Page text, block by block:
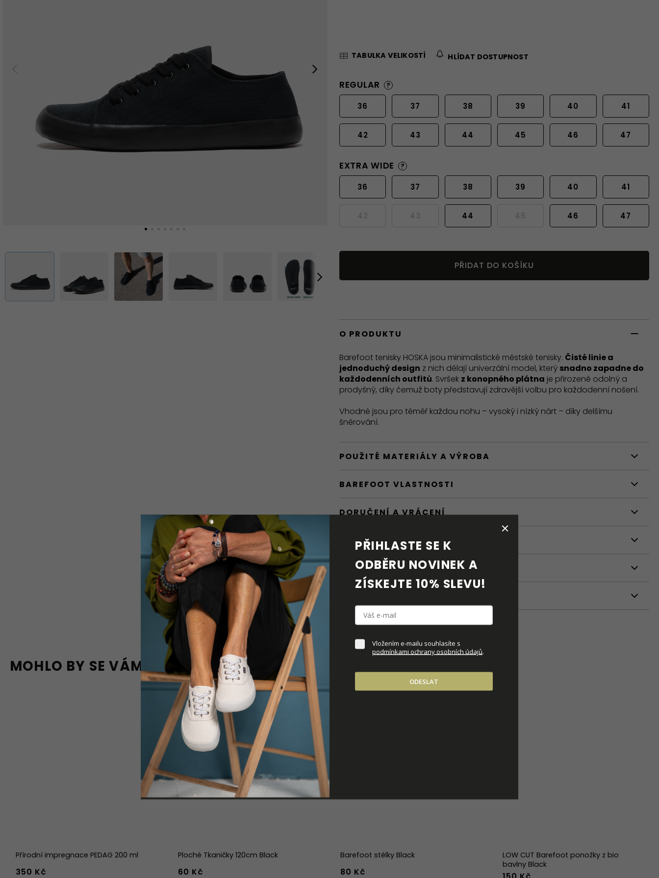
Next
TABULKA VELIKOSTÍ HLÍDAT DOSTUPNOST
REGULAR ?
36 37 38 39 40 41
42 43 44 45 46 47
EXTRA WIDE ?
36 37 38 39 40 41
44 46 47
PŘIDAT DO KOŠÍKU
O PRODUKTU
Barefoot tenisky HOSKA jsou minimalistické městské tenisky. Čisté linie a
jednoduchý design z nich dělají univerzální model, který snadno zapadne do
každodenních outfitů. Svršek z konopného plátna je přirozeně odolný a
prodyšný, díky čemuž boty představují zdravější volbu pro každodenní nošení.
Vhodné jsou pro téměř každou nohu – vysoký i nízký nárt – díky delšímu
šněrování.
POUŽITÉ MATERIÁLY A VÝROBA
BAREFOOT VLASTNOSTI
DORUČENÍ A VRÁCENÍ
PÉČE O OBUV
KE STAŽENÍ
MOHLO BY SE VÁM LÍBIT
Přírodní impregnace PEDAG 200 ml
350 Kč
Ploché Tkaničky 120cm Black
60 Kč
Barefoot stélky Black
80 Kč
LOW CUT Barefoot ponožky z bio
bavlny Black
PŘIHLASTE SE K
ODBĚRU NOVINEK A
ZÍSKEJTE 10% SLEVU!
Vložením e-mailu souhlasíte s
podmínkami ochrany osobních údajů.
ODESLAT